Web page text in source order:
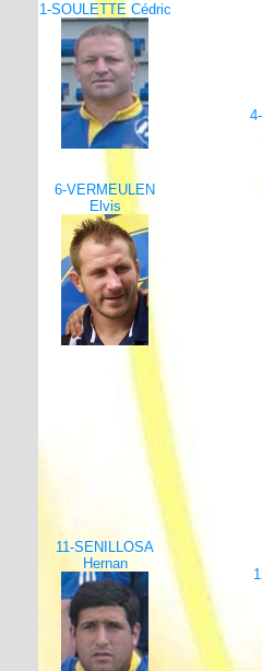
1-SOULETTE Cédric
6-VERMEULEN
Elvis
11-SENILLOSA
Hernan